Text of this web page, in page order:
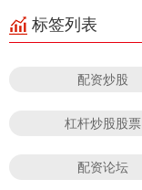
标签列表
配资炒股
杠杆炒股股票
配资论坛